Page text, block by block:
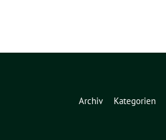
Archiv Kategorien